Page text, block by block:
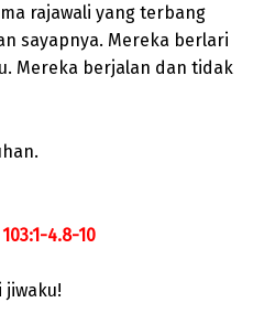
rajawali yang terbang
sayapnya. Mereka berlari
Mereka berjalan dan tidak
4.8-10
jiwaku!